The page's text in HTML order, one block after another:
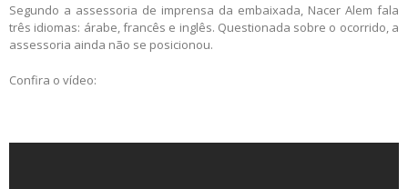
Segundo a assessoria de imprensa da embaixada, Nacer Alem fala
três idiomas: árabe, francês e inglês. Questionada sobre o ocorrido, a
assessoria ainda não se posicionou.
Confira o vídeo: